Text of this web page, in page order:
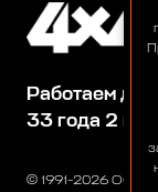
© 1991-2026 ООО
Работаем для
33 года 2